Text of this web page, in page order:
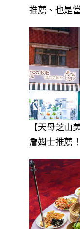
推薦、也是
【天母芝山
詹姆士推薦